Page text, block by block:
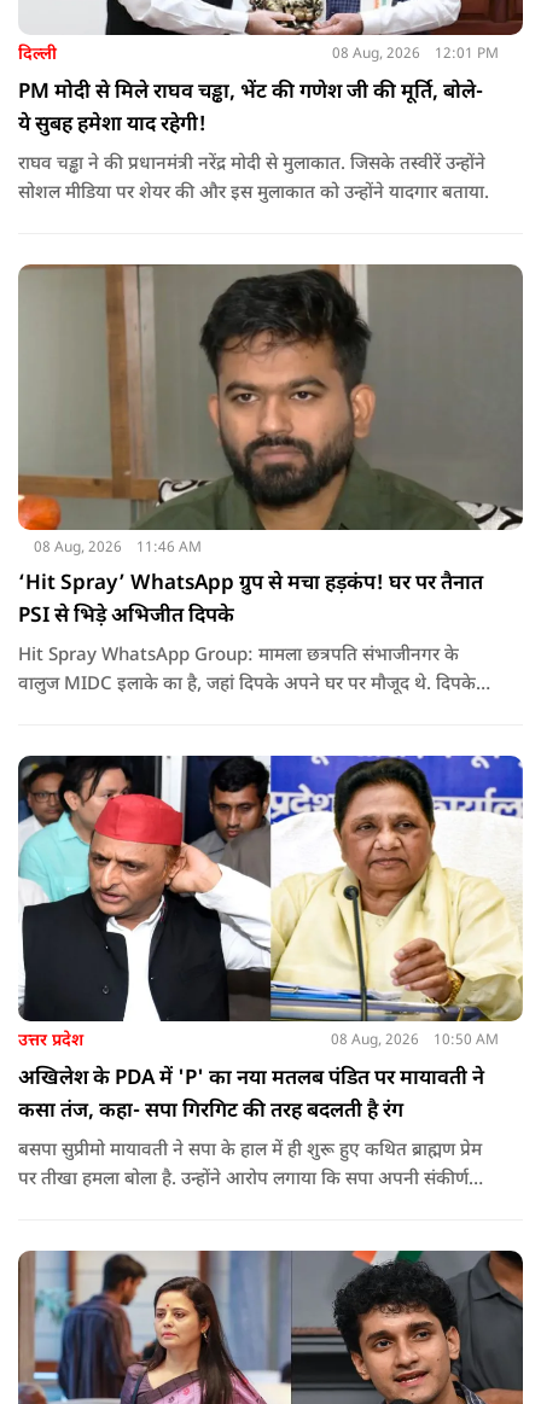
दिल्ली 08 Aug, 2026 12:01 PM
PM मोदी से मिले राघव चड्ढा, भेंट की गणेश जी की मूर्ति, बोले-
ये सुबह हमेशा याद रहेगी!
राघव चड्ढा ने की प्रधानमंत्री नरेंद्र मोदी से मुलाकात. जिसके तस्वीरें उन्होंने
सोशल मीडिया पर शेयर की और इस मुलाकात को उन्होंने यादगार बताया.
08 Aug, 2026 11:46 AM
‘Hit Spray’ WhatsApp ग्रुप से मचा हड़कंप! घर पर तैनात
PSI से भिड़े अभिजीत दिपके
Hit Spray WhatsApp Group: मामला छत्रपति संभाजीनगर के
वालुज MIDC इलाके का है, जहां दिपके अपने घर पर मौजूद थे. दिपके
को लेकर दिपके की पुलिस अधिकारी से तीखी बहस हो गई.
उत्तर प्रदेश 08 Aug, 2026 10:50 AM
अखिलेश के PDA में 'P' का नया मतलब पंडित पर मायावती ने
कसा तंज, कहा- सपा गिरगिट की तरह बदलती है रंग
बसपा सुप्रीमो मायावती ने सपा के हाल में ही शुरू हुए कथित ब्राह्मण प्रेम
पर तीखा हमला बोला है. उन्होंने आरोप लगाया कि सपा अपनी संकीर्ण